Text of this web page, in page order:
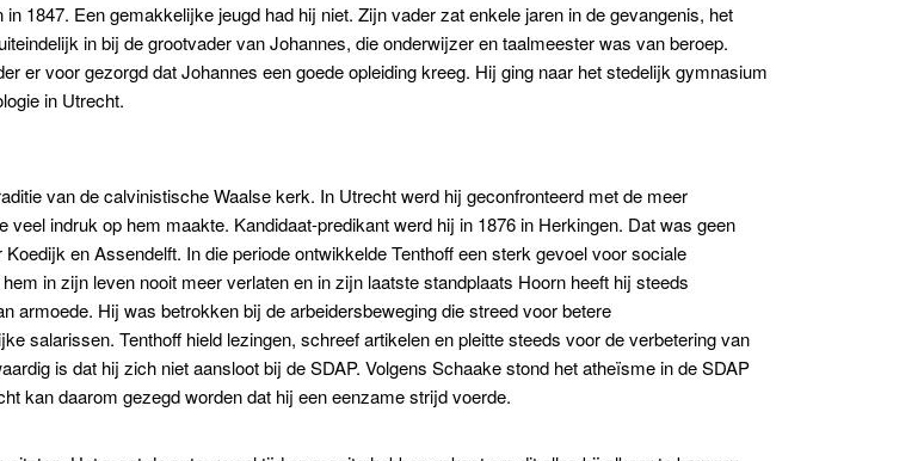
1847. Een gemakkelijke jeugd had hij niet. Zijn vader zat enkele jaren in de gevangenis, het
in bij de grootvader van Johannes, die onderwijzer en taalmeester was van beroep.
er voor gezorgd dat Johannes een goede opleiding kreeg. Hij ging naar het stedelijk gymnasium
in Utrecht.
van de calvinistische Waalse kerk. In Utrecht werd hij geconfronteerd met de meer
veel indruk op hem maakte. Kandidaat-predikant werd hij in 1876 in Herkingen. Dat was geen
en Assendelft. In die periode ontwikkelde Tenthoff een sterk gevoel voor sociale
in zijn leven nooit meer verlaten en in zijn laatste standplaats Hoorn heeft hij steeds
armoede. Hij was betrokken bij de arbeidersbeweging die streed voor betere
salarissen. Tenthoff hield lezingen, schreef artikelen en pleitte steeds voor de verbetering van
is dat hij zich niet aansloot bij de SDAP. Volgens Schaake stond het atheïsme in de SDAP
kan daarom gezegd worden dat hij een eenzame strijd voerde.